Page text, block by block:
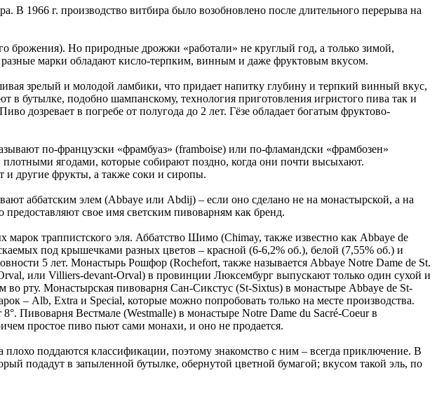
В 1966 г. производство витбира было возобновлено после длительного перерыва на
брожения). Но природные дрожжи «работали» не круглый год, а только зимой,
марки обладают кисло-терпким, винным и даже фруктовым вкусом.
зрелый и молодой ламбики, что придает напитку глубину и терпкий винный вкус,
бутылке, подобно шампанскому, технология приготовления игристого пива так и
дозревает в погребе от полугода до 2 лет. Гёзе обладает богатым фруктово-
по-французски «фрамбуаз» (framboise) или по-фламандски «фрамбозен»
ягодами, которые собирают поздно, когда они почти высыхают.
и другие фрукты, а также соки и сиропы.
аббатским элем (Abbaye или Abdij) – если оно сделано не на монастырской, а на
свое имя светским пивоварням как бренд.
траппистского эля. Аббатство Шимо (Chimay, также известно как Abbaye de
под крышечками разных цветов – красной (6-6,2% об.), белой (7,55% об.) и
5 лет. Монастырь Рошфор (Rochefort, также называется Abbaye Notre Dame de St.
или Villiers-devant-Orval) в провинции Люксембург выпускают только один сухой и
рту. Монастырская пивоварня Сан-Сикстус (St-Sixtus) в монастыре Abbaye de St-
– Alb, Extra и Special, которые можно попробовать только на месте производства.
Пивоварня Вестмале (Westmalle) в монастыре Notre Dame du Sacré-Coeur в
простое пиво пьют сами монахи, и оно не продается.
поддаются классификации, поэтому знакомство с ним – всегда приключение. В
подадут в запыленной бутылке, обернутой цветной бумагой; вкусом такой эль, по